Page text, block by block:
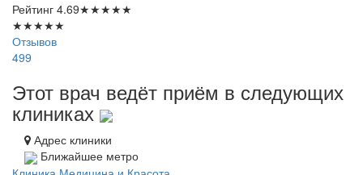
Рейтинг 4.69★★★★★
★★★★★
Отзывов
499
Этот врач ведёт приём в следующих
клиниках
Адрес клиники
Ближайшее метро